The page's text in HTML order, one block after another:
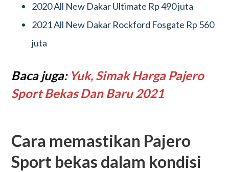
2020 All New Dakar Ultimate Rp 490 juta
2021 All New Dakar Rockford Fosgate Rp 560
juta
Baca juga: Yuk, Simak Harga Pajero
Sport Bekas Dan Baru 2021
Cara memastikan Pajero
Sport bekas dalam kondisi